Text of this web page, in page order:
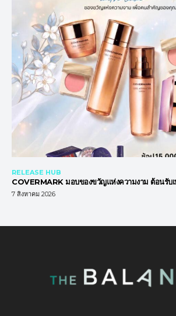
RELEASE HUB
COVERMARK มอบของขวัญแห่งความงาม ต้อนรับ
7 สิงหาคม 2026